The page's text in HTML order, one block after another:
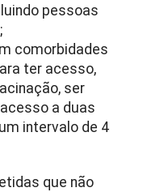
pessoas
comorbidades
ter acesso,
ser
a duas
intervalo de 4
que não